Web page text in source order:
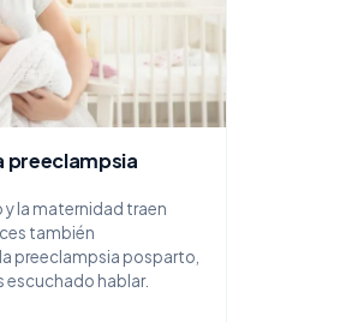
preeclampsia
y la maternidad traen
también
preeclampsia posparto,
escuchado hablar.